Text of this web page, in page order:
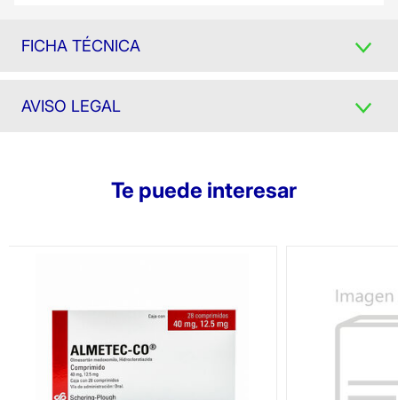
FICHA TÉCNICA
AVISO LEGAL
Te puede interesar